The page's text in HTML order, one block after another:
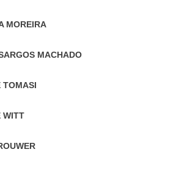
MOREIRA
MACHADO
TOMASI
WITT